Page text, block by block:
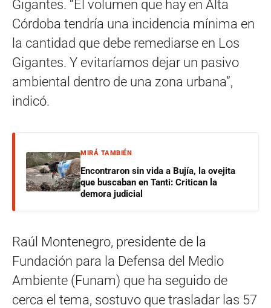
Gigantes. “El volumen que hay en Alta
Córdoba tendría una incidencia mínima en
la cantidad que debe remediarse en Los
Gigantes. Y evitaríamos dejar un pasivo
ambiental dentro de una zona urbana”,
indicó.
MIRÁ TAMBIÉN
Encontraron sin vida a Bujía, la ovejita
que buscaban en Tanti: Critican la
demora judicial
Raúl Montenegro, presidente de la
Fundación para la Defensa del Medio
Ambiente (Funam) que ha seguido de
cerca el tema, sostuvo que trasladar las 57